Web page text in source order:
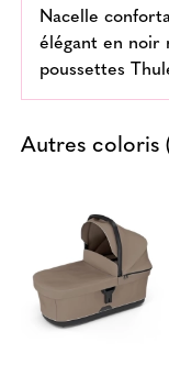
Nacelle
élégant en noir
poussettes
Autres coloris